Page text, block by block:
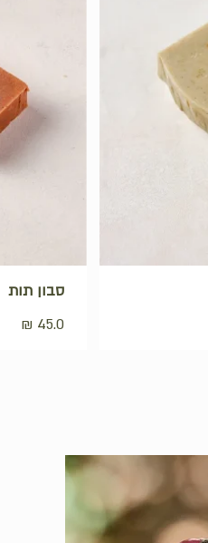
סבון תות
₪ 45.0